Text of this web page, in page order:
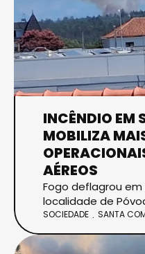
INCÊNDIO EM
MOBILIZA
AÉREOS
Fogo deflagrou
localidade de
SOCIEDADE SANTA